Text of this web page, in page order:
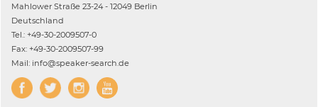
Mahlower Straße 23-24 - 12049 Berlin
Deutschland
Tel.: +49-30-2009507-0
Fax: +49-30-2009507-99
Mail: info@speaker-search.de